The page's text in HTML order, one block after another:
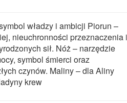
władzy i ambicji Piorun –
nieuchronności przeznaczenia i
sił. Nóż – narzędzie
symbol śmierci oraz
czynów. Maliny – dla Aliny
krew